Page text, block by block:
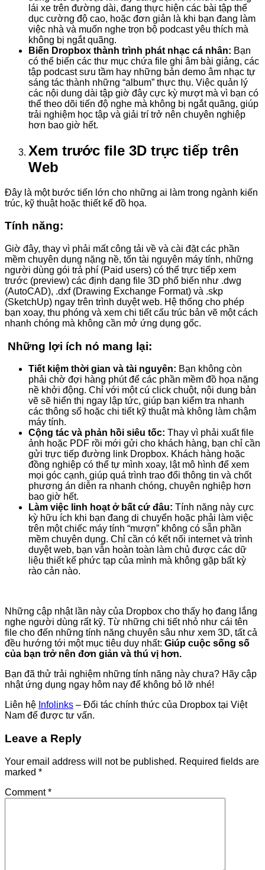
lái xe trên đường dài, đang thực hiện các bài tập thể
dục cường độ cao, hoặc đơn giản là khi bạn đang làm
việc nhà và muốn nghe trọn bộ podcast yêu thích mà
không bị ngắt quãng.
Biến Dropbox thành trình phát nhạc cá nhân: Bạn
có thể biến các thư mục chứa file ghi âm bài giảng, các
tập podcast sưu tầm hay những bản demo âm nhạc tự
sáng tác thành những “album” thực thụ. Việc quản lý
các nội dung dài tập giờ đây cực kỳ mượt mà vì bạn có
thể theo dõi tiến độ nghe mà không bị ngắt quãng, giúp
trải nghiệm học tập và giải trí trở nên chuyên nghiệp
hơn bao giờ hết.
Xem trước file 3D trực tiếp trên
Web
Đây là một bước tiến lớn cho những ai làm trong ngành kiến
trúc, kỹ thuật hoặc thiết kế đồ họa.
Tính năng:
Giờ đây, thay vì phải mất công tải về và cài đặt các phần
mềm chuyên dụng nặng nề, tốn tài nguyên máy tính, những
người dùng gói trả phí (Paid users) có thể trực tiếp xem
trước (preview) các định dạng file 3D phổ biến như .dwg
(AutoCAD), .dxf (Drawing Exchange Format) và .skp
(SketchUp) ngay trên trình duyệt web. Hệ thống cho phép
bạn xoay, thu phóng và xem chi tiết cấu trúc bản vẽ một cách
nhanh chóng mà không cần mở ứng dụng gốc.
Những lợi ích nó mang lại:
Tiết kiệm thời gian và tài nguyên: Bạn không còn
phải chờ đợi hàng phút để các phần mềm đồ họa nặng
nề khởi động. Chỉ với một cú click chuột, nội dung bản
vẽ sẽ hiển thị ngay lập tức, giúp bạn kiểm tra nhanh
các thông số hoặc chi tiết kỹ thuật mà không làm chậm
máy tính.
Cộng tác và phản hồi siêu tốc: Thay vì phải xuất file
ảnh hoặc PDF rồi mới gửi cho khách hàng, bạn chỉ cần
gửi trực tiếp đường link Dropbox. Khách hàng hoặc
đồng nghiệp có thể tự mình xoay, lật mô hình để xem
mọi góc cạnh, giúp quá trình trao đổi thông tin và chốt
phương án diễn ra nhanh chóng, chuyên nghiệp hơn
bao giờ hết.
Làm việc linh hoạt ở bất cứ đâu: Tính năng này cực
kỳ hữu ích khi bạn đang di chuyển hoặc phải làm việc
trên một chiếc máy tính “mượn” không có sẵn phần
mềm chuyên dụng. Chỉ cần có kết nối internet và trình
duyệt web, bạn vẫn hoàn toàn làm chủ được các dữ
liệu thiết kế phức tạp của mình mà không gặp bất kỳ
rào cản nào.
Những cập nhật lần này của Dropbox cho thấy họ đang lắng
nghe người dùng rất kỹ. Từ những chi tiết nhỏ như cái tên
file cho đến những tính năng chuyên sâu như xem 3D, tất cả
đều hướng tới một mục tiêu duy nhất: Giúp cuộc sống số
của bạn trở nên đơn giản và thú vị hơn.
Bạn đã thử trải nghiệm những tính năng này chưa? Hãy cập
nhật ứng dụng ngay hôm nay để không bỏ lỡ nhé!
Liên hệ Infolinks – Đối tác chính thức của Dropbox tại Việt
Nam để được tư vấn.
Leave a Reply
Your email address will not be published. Required fields are
marked *
Comment*